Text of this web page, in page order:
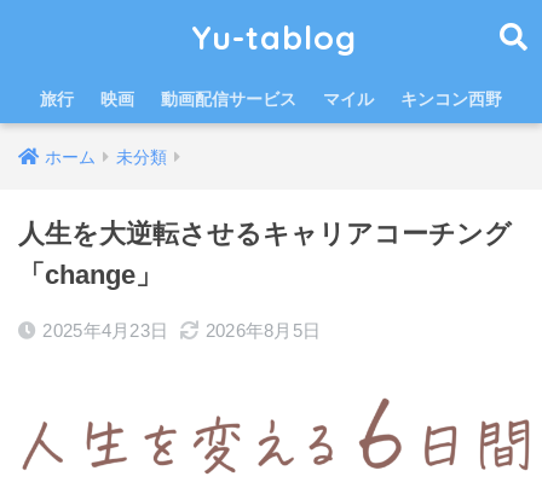
Yu-tablog
旅行 映画 動画配信サービス マイル キンコン西野
ホーム 未分類
人生を大逆転させるキャリアコーチング
「change」
2025年4月23日 2026年8月5日